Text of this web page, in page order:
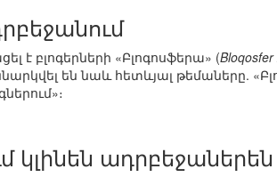
է բլոգերների «Բլոգոսֆերա» (
են նաև հետևյալ թեմաները.
կլինեն